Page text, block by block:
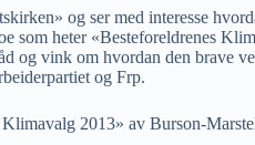
og ser med interesse
som heter «Besteforeldrenes
og vink om hvordan den brave
og Frp.
2013» av Burson-